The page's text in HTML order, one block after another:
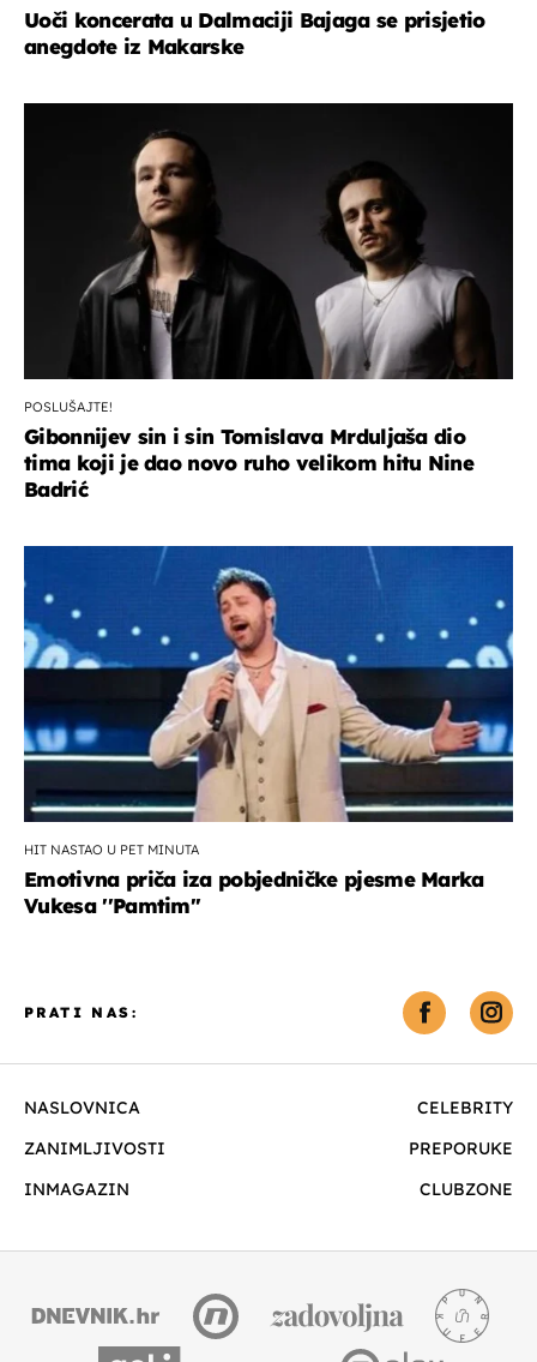
Uoči koncerata u Dalmaciji Bajaga se prisjetio
anegdote iz Makarske
POSLUŠAJTE!
Gibonnijev sin i sin Tomislava Mrduljaša dio
tima koji je dao novo ruho velikom hitu Nine
Badrić
HIT NASTAO U PET MINUTA
Emotivna priča iza pobjedničke pjesme Marka
Vukesa ''Pamtim''
NASLOVNICA
CELEBRITY
ZANIMLJIVOSTI
PREPORUKE
INMAGAZIN
CLUBZONE
PRATI NAS: